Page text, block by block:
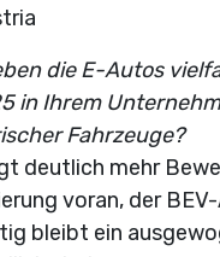
die E-Autos
in Ihrem
Fahrzeuge?
deutlich mehr
voran, der
bleibt ein